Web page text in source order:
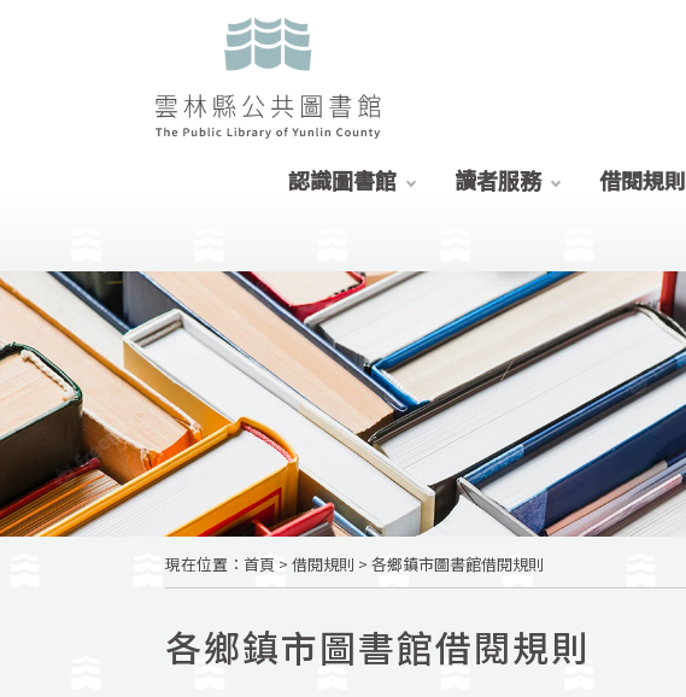
認識圖書館 讀者服務 借閱規則
:::
現在位置 ： 首頁 > 借閱規則 > 各鄉鎮市圖書館借閱規則
各鄉鎮市圖書館借閱規則